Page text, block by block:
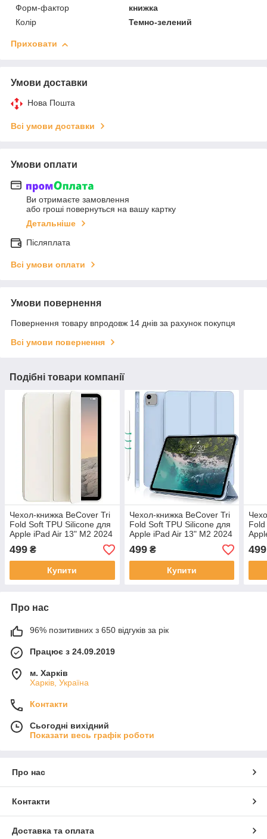
Форм-фактор
книжка
Колір
Темно-зелений
Приховати
Умови доставки
Нова Пошта
Всі умови доставки
Умови оплати
Ви отримаєте замовлення
або гроші повернуться на вашу картку
Детальніше
Післяплата
Всі умови оплати
Умови повернення
Повернення товару впродовж 14 днів за рахунок покупця
Всі умови повернення
Подібні товари компанії
Чeхол-книжка BeCover Tri
Fold Soft TPU Silicone для
Apple iPad Air 13" M2 2024
Beige (711740)
499 ₴
Купити
Чeхол-книжка BeCover Tri
Fold Soft TPU Silicone для
Apple iPad Air 13" M2 2024
Light Blue (711741)
499₴
Купити
499
Про нас
96% позитивних з 650 відгуків за рік
Працює з 24.09.2019
м. Харків
Харків, Україна
Контакти
Сьогодні вихідний
Показати весь графік роботи
Про нас
Контакти
Доставка та оплата